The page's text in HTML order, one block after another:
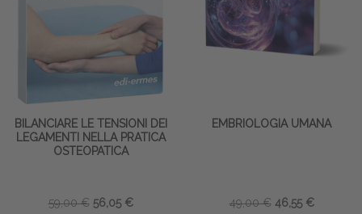
BILANCIARE LE TENSIONI DEI
LEGAMENTI NELLA PRATICA
OSTEOPATICA
59,00 € 56,05 €
EMBRIOLOGIA UMANA
49,00 € 46,55 €